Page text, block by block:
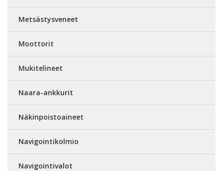
Metsästysveneet
Moottorit
Mukitelineet
Naara-ankkurit
Näkinpoistoaineet
Navigointikolmio
Navigointivalot